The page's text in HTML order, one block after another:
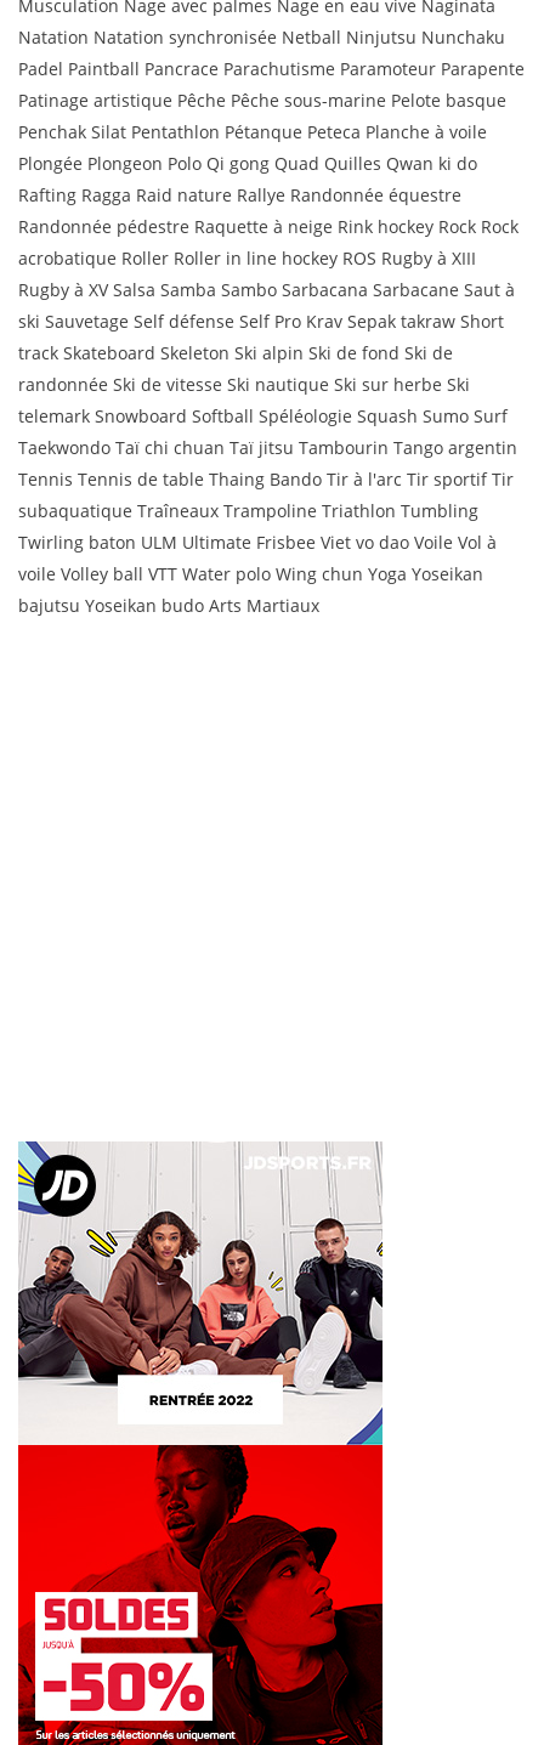
Musculation Nage avec palmes Nage en eau vive Naginata
Natation Natation synchronisée Netball Ninjutsu Nunchaku
Padel Paintball Pancrace Parachutisme Paramoteur Parapente
Patinage artistique Pêche Pêche sous-marine Pelote basque
Penchak Silat Pentathlon Pétanque Peteca Planche à voile
Plongée Plongeon Polo Qi gong Quad Quilles Qwan ki do
Rafting Ragga Raid nature Rallye Randonnée équestre
Randonnée pédestre Raquette à neige Rink hockey Rock Rock
acrobatique Roller Roller in line hockey ROS Rugby à XIII
Rugby à XV Salsa Samba Sambo Sarbacana Sarbacane Saut à
ski Sauvetage Self défense Self Pro Krav Sepak takraw Short
track Skateboard Skeleton Ski alpin Ski de fond Ski de
randonnée Ski de vitesse Ski nautique Ski sur herbe Ski
telemark Snowboard Softball Spéléologie Squash Sumo Surf
Taekwondo Taï chi chuan Taï jitsu Tambourin Tango argentin
Tennis Tennis de table Thaing Bando Tir à l'arc Tir sportif Tir
subaquatique Traîneaux Trampoline Triathlon Tumbling
Twirling baton ULM Ultimate Frisbee Viet vo dao Voile Vol à
voile Volley ball VTT Water polo Wing chun Yoga Yoseikan
bajutsu Yoseikan budo Arts Martiaux